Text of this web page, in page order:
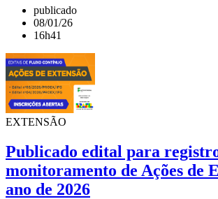
publicado
08/01/26
16h41
EXTENSÃO
Publicado edital para
monitoramento de Ações de
ano de 2026